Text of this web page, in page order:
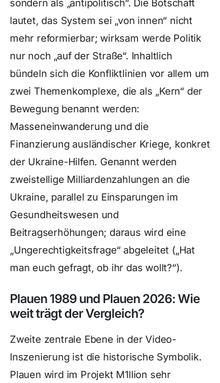
sondern als „antipolitisch“. Die Botschaft
lautet, das System sei „von innen“ nicht
mehr reformierbar; wirksam werde Politik
nur noch „auf der Straße“. Inhaltlich
bündeln sich die Konfliktlinien vor allem um
zwei Themenkomplexe, die als „Kern“ der
Bewegung benannt werden:
Masseneinwanderung und die
Finanzierung ausländischer Kriege, konkret
der Ukraine-Hilfen. Genannt werden
zweistellige Milliardenzahlungen an die
Ukraine, parallel zu Einsparungen im
Gesundheitswesen und
Beitragserhöhungen; daraus wird eine
„Ungerechtigkeitsfrage“ abgeleitet („Hat
man euch gefragt, ob ihr das wollt?“).
Plauen 1989 und Plauen 2026: Wie
weit trägt der Vergleich?
Zweite zentrale Ebene in der Video-
Inszenierung ist die historische Symbolik.
Plauen wird im Projekt M1llion sehr